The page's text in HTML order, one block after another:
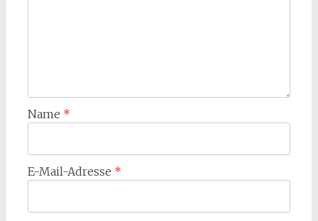
Name *
E-Mail-Adresse *